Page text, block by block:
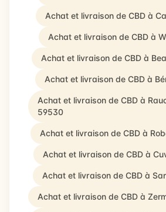
Achat et livraison de CBD à
Achat et livraison de CBD à
Achat et livraison de CBD à
Achat et livraison de CBD à
Achat et livraison de CBD à
59530
Achat et livraison de CBD à
Achat et livraison de CBD à
Achat et livraison de CBD à
Achat et livraison de CBD à